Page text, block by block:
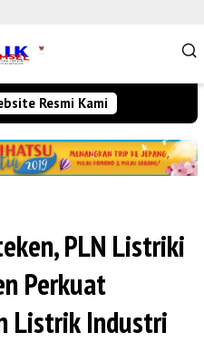
Resmi Kami
PLN Listriki
Perkuat
Listrik Industri